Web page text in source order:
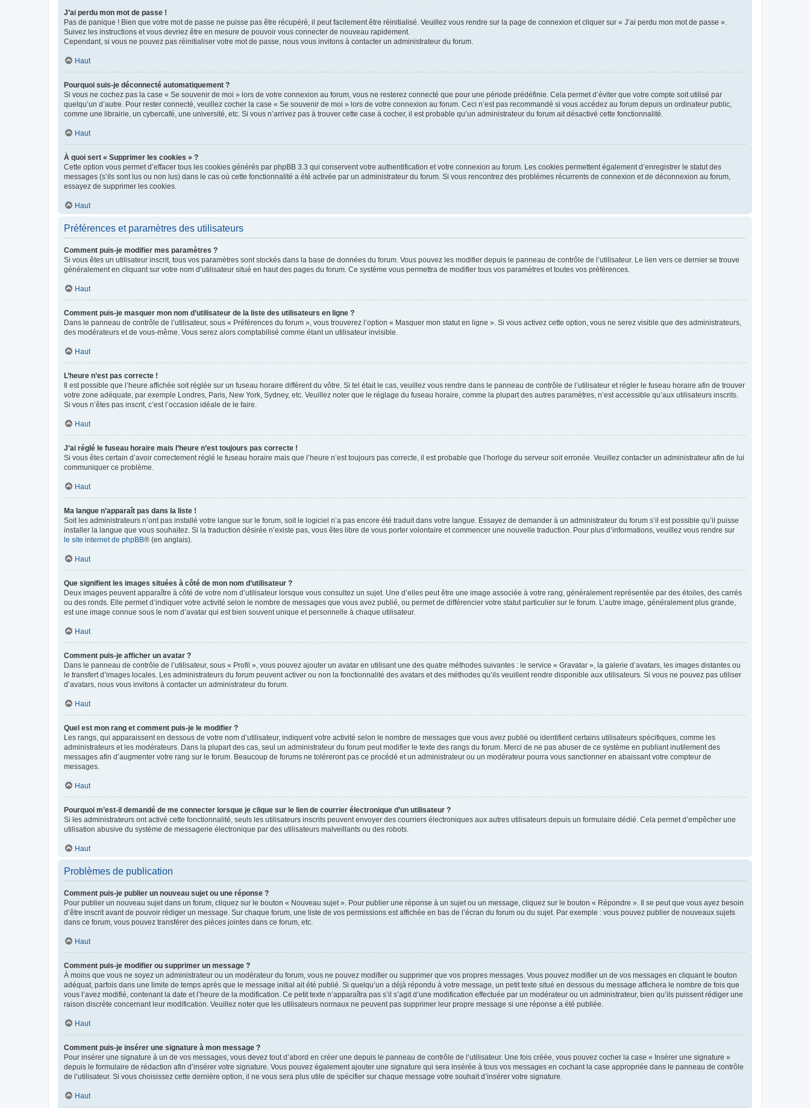
J’ai perdu mon mot de passe !
Pas de panique ! Bien que votre mot de passe ne puisse pas être récupéré, il peut facilement être réinitialisé. Veuillez vous rendre sur la page de connexion et cliquer sur « J’ai perdu mon mot de passe ».
Suivez les instructions et vous devriez être en mesure de pouvoir vous connecter de nouveau rapidement.
Cependant, si vous ne pouvez pas réinitialiser votre mot de passe, nous vous invitons à contacter un administrateur du forum.
Haut
Pourquoi suis-je déconnecté automatiquement ?
Si vous ne cochez pas la case « Se souvenir de moi » lors de votre connexion au forum, vous ne resterez connecté que pour une période prédéfinie. Cela permet d’éviter que votre compte soit utilisé par
quelqu’un d’autre. Pour rester connecté, veuillez cocher la case « Se souvenir de moi » lors de votre connexion au forum. Ceci n’est pas recommandé si vous accédez au forum depuis un ordinateur public,
comme une librairie, un cybercafé, une université, etc. Si vous n’arrivez pas à trouver cette case à cocher, il est probable qu’un administrateur du forum ait désactivé cette fonctionnalité.
Haut
À quoi sert « Supprimer les cookies » ?
Cette option vous permet d’effacer tous les cookies générés par phpBB 3.3 qui conservent votre authentification et votre connexion au forum. Les cookies permettent également d’enregistrer le statut des
messages (s’ils sont lus ou non lus) dans le cas où cette fonctionnalité a été activée par un administrateur du forum. Si vous rencontrez des problèmes récurrents de connexion et de déconnexion au forum,
essayez de supprimer les cookies.
Haut
Préférences et paramètres des utilisateurs
Comment puis-je modifier mes paramètres ?
Si vous êtes un utilisateur inscrit, tous vos paramètres sont stockés dans la base de données du forum. Vous pouvez les modifier depuis le panneau de contrôle de l’utilisateur. Le lien vers ce dernier se trouve
généralement en cliquant sur votre nom d’utilisateur situé en haut des pages du forum. Ce système vous permettra de modifier tous vos paramètres et toutes vos préférences.
Haut
Comment puis-je masquer mon nom d’utilisateur de la liste des utilisateurs en ligne ?
Dans le panneau de contrôle de l’utilisateur, sous « Préférences du forum », vous trouverez l’option « Masquer mon statut en ligne ». Si vous activez cette option, vous ne serez visible que des administrateurs,
des modérateurs et de vous-même. Vous serez alors comptabilisé comme étant un utilisateur invisible.
Haut
L’heure n’est pas correcte !
Il est possible que l’heure affichée soit réglée sur un fuseau horaire différent du vôtre. Si tel était le cas, veuillez vous rendre dans le panneau de contrôle de l’utilisateur et régler le fuseau horaire afin de trouver
votre zone adéquate, par exemple Londres, Paris, New York, Sydney, etc. Veuillez noter que le réglage du fuseau horaire, comme la plupart des autres paramètres, n’est accessible qu’aux utilisateurs inscrits.
Si vous n’êtes pas inscrit, c’est l’occasion idéale de le faire.
Haut
J’ai réglé le fuseau horaire mais l’heure n’est toujours pas correcte !
Si vous êtes certain d’avoir correctement réglé le fuseau horaire mais que l’heure n’est toujours pas correcte, il est probable que l’horloge du serveur soit erronée. Veuillez contacter un administrateur afin de lui
communiquer ce problème.
Haut
Ma langue n’apparaît pas dans la liste !
Soit les administrateurs n’ont pas installé votre langue sur le forum, soit le logiciel n’a pas encore été traduit dans votre langue. Essayez de demander à un administrateur du forum s’il est possible qu’il puisse
installer la langue que vous souhaitez. Si la traduction désirée n’existe pas, vous êtes libre de vous porter volontaire et commencer une nouvelle traduction. Pour plus d’informations, veuillez vous rendre sur
le site internet de phpBB® (en anglais).
Haut
Que signifient les images situées à côté de mon nom d’utilisateur ?
Deux images peuvent apparaître à côté de votre nom d’utilisateur lorsque vous consultez un sujet. Une d’elles peut être une image associée à votre rang, généralement représentée par des étoiles, des carrés
ou des ronds. Elle permet d’indiquer votre activité selon le nombre de messages que vous avez publié, ou permet de différencier votre statut particulier sur le forum. L’autre image, généralement plus grande,
est une image connue sous le nom d’avatar qui est bien souvent unique et personnelle à chaque utilisateur.
Haut
Comment puis-je afficher un avatar ?
Dans le panneau de contrôle de l’utilisateur, sous « Profil », vous pouvez ajouter un avatar en utilisant une des quatre méthodes suivantes : le service « Gravatar », la galerie d’avatars, les images distantes ou
le transfert d’images locales. Les administrateurs du forum peuvent activer ou non la fonctionnalité des avatars et des méthodes qu’ils veuillent rendre disponible aux utilisateurs. Si vous ne pouvez pas utiliser
d’avatars, nous vous invitons à contacter un administrateur du forum.
Haut
Quel est mon rang et comment puis-je le modifier ?
Les rangs, qui apparaissent en dessous de votre nom d’utilisateur, indiquent votre activité selon le nombre de messages que vous avez publié ou identifient certains utilisateurs spécifiques, comme les
administrateurs et les modérateurs. Dans la plupart des cas, seul un administrateur du forum peut modifier le texte des rangs du forum. Merci de ne pas abuser de ce système en publiant inutilement des
messages afin d’augmenter votre rang sur le forum. Beaucoup de forums ne toléreront pas ce procédé et un administrateur ou un modérateur pourra vous sanctionner en abaissant votre compteur de
messages.
Haut
Pourquoi m’est-il demandé de me connecter lorsque je clique sur le lien de courrier électronique d’un utilisateur ?
Si les administrateurs ont activé cette fonctionnalité, seuls les utilisateurs inscrits peuvent envoyer des courriers électroniques aux autres utilisateurs depuis un formulaire dédié. Cela permet d’empêcher une
utilisation abusive du système de messagerie électronique par des utilisateurs malveillants ou des robots.
Haut
Problèmes de publication
Comment puis-je publier un nouveau sujet ou une réponse ?
Pour publier un nouveau sujet dans un forum, cliquez sur le bouton « Nouveau sujet ». Pour publier une réponse à un sujet ou un message, cliquez sur le bouton « Répondre ». Il se peut que vous ayez besoin
d’être inscrit avant de pouvoir rédiger un message. Sur chaque forum, une liste de vos permissions est affichée en bas de l’écran du forum ou du sujet. Par exemple : vous pouvez publier de nouveaux sujets
dans ce forum, vous pouvez transférer des pièces jointes dans ce forum, etc.
Haut
Comment puis-je modifier ou supprimer un message ?
À moins que vous ne soyez un administrateur ou un modérateur du forum, vous ne pouvez modifier ou supprimer que vos propres messages. Vous pouvez modifier un de vos messages en cliquant le bouton
adéquat, parfois dans une limite de temps après que le message initial ait été publié. Si quelqu’un a déjà répondu à votre message, un petit texte situé en dessous du message affichera le nombre de fois que
vous l’avez modifié, contenant la date et l’heure de la modification. Ce petit texte n’apparaîtra pas s’il s’agit d’une modification effectuée par un modérateur ou un administrateur, bien qu’ils puissent rédiger une
raison discrète concernant leur modification. Veuillez noter que les utilisateurs normaux ne peuvent pas supprimer leur propre message si une réponse a été publiée.
Haut
Comment puis-je insérer une signature à mon message ?
Pour insérer une signature à un de vos messages, vous devez tout d’abord en créer une depuis le panneau de contrôle de l’utilisateur. Une fois créée, vous pouvez cocher la case « Insérer une signature »
depuis le formulaire de rédaction afin d’insérer votre signature. Vous pouvez également ajouter une signature qui sera insérée à tous vos messages en cochant la case appropriée dans le panneau de contrôle
de l’utilisateur. Si vous choisissez cette dernière option, il ne vous sera plus utile de spécifier sur chaque message votre souhait d’insérer votre signature.
Haut